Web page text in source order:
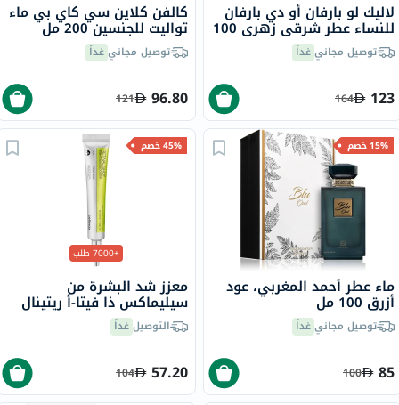
لاليك لو بارفان أو دي بارفان
للنساء عطر شرقي زهري 100
ملتوصيل مجانيغداً
123
164
كالفن كلاين سي كاي بي ماء
تواليت للجنسين 200 مل
توصيل مجانيغداً
96.80
121
15% خصم
ماء عطر أحمد المغربي، عود
أزرق 100 مل
توصيل مجانيغداً
85
100
45% خصم
+7000 طلب
معزز شد البشرة من
سيليماكس ذا فيتا-أ ريتينال
شوت، 15 مل
التوصيلغداً
57.20
104